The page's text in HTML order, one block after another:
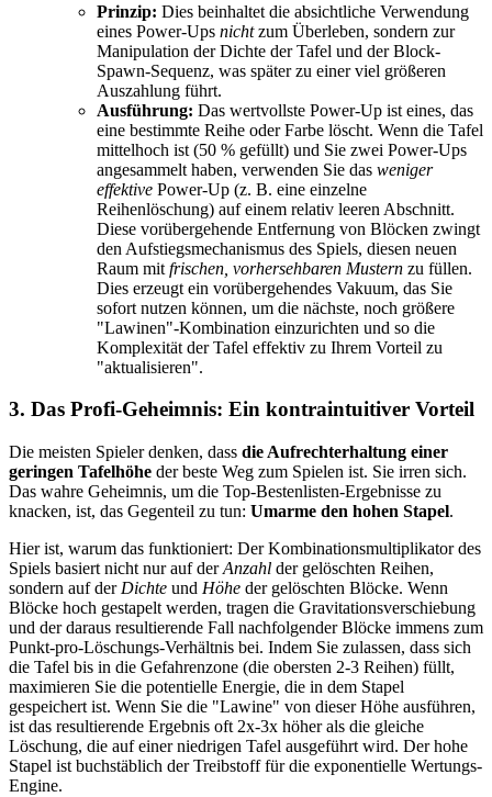
Prinzip: Dies beinhaltet die absichtliche Verwendung
eines Power-Ups nichtzum Überleben, sondern zur
Manipulation der Dichte der Tafel und der Block-
Spawn-Sequenz, was später zu einer viel größeren
Auszahlung führt.
Ausführung: Das wertvollste Power-Up ist eines, das
eine bestimmte Reihe oder Farbe löscht. Wenn die Tafel
mittelhoch ist (50 % gefüllt) und Sie zwei Power-Ups
angesammelt haben, verwenden Sie das weniger
effektive Power-Up (z. B. eine einzelne
Reihenlöschung) auf einem relativ leeren Abschnitt.
Diese vorübergehende Entfernung von Blöcken zwingt
den Aufstiegsmechanismus des Spiels, diesen neuen
Raum mit frischen, vorhersehbaren Mustern zu füllen.
Dies erzeugt ein vorübergehendes Vakuum, das Sie
sofort nutzen können, um die nächste, noch größere
"Lawinen"-Kombination einzurichten und so die
Komplexität der Tafel effektiv zu Ihrem Vorteil zu
"aktualisieren".
3. Das Profi-Geheimnis: Ein kontraintuitiver Vorteil
Die meisten Spieler denken, dass die Aufrechterhaltung einer
geringen Tafelhöhe der beste Weg zum Spielen ist. Sie irren sich.
Das wahre Geheimnis, um die Top-Bestenlisten-Ergebnisse zu
knacken, ist, das Gegenteil zu tun: Umarme den hohen Stapel.
Hier ist, warum das funktioniert: Der Kombinationsmultiplikator des
Spiels basiert nicht nur auf derAnzahl der gelöschten Reihen,
sondern auf der Dichte und Höhe der gelöschten Blöcke. Wenn
Blöcke hoch gestapelt werden, tragen die Gravitationsverschiebung
und der daraus resultierende Fall nachfolgender Blöcke immens zum
Punkt-pro-Löschungs-Verhältnis bei. Indem Sie zulassen, dass sich
die Tafel bis in die Gefahrenzone (die obersten 2-3 Reihen) füllt,
maximieren Sie die potentielle Energie, die in dem Stapel
gespeichert ist. Wenn Sie die "Lawine" von dieser Höhe ausführen,
ist das resultierende Ergebnis oft 2x-3x höher als die gleiche
Löschung, die auf einer niedrigen Tafel ausgeführt wird. Der hohe
Stapel ist buchstäblich der Treibstoff für die exponentielle Wertungs-
Engine.